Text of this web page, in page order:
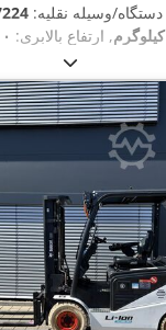
وسیله نقلیه:
, ارتفاع بالابری:
, مرکز ثقل بار:
, ارتفاع سازه:۲٬۲۱۵
۱٬۱۵۰ میلی‌متر , اندازه
,16x6-8 weiss